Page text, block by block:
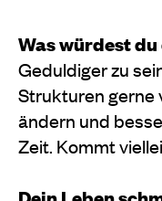
Was würdest
Geduldiger zu
Strukturen gerne
ändern und
Zeit. Kommt